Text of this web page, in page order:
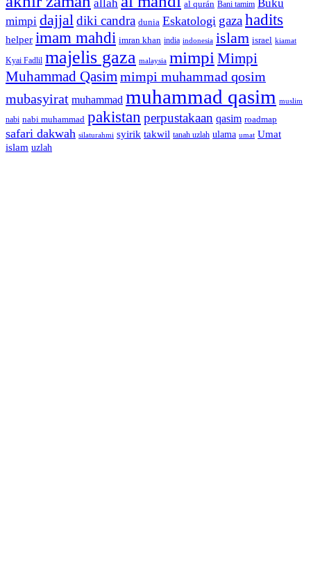
allah al qurán Bani tamim Buku
mimpi dajjal diki candra dunia Eskatologi gazahadits
helper imam mahdi imran khan india indonesia islam israel kiamat
Kyai Fadlil majelis gaza malaysia mimpi Mimpi
Muhammad Qasim mimpi muhammad qosim
mubasyirat muhammad muhammad qasim muslim
nabi nabi muhammad pakistan perpustakaan qasim roadmap
safari dakwah silaturahmi syirik takwil tanah uzlah ulama umat Umat
islam uzlah